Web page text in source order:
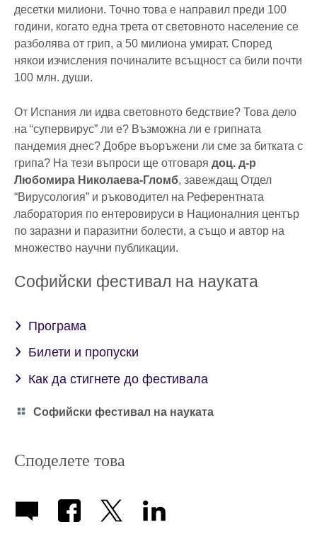
десетки милиони. Точно това е направил преди 100
години, когато една трета от световното население се
разболява от грип, а 50 милиона умират. Според
някои изчисления починалите всъщност са били почти
100 млн. души.
От Испания ли идва световното бедствие? Това дело
на “супервирус” ли е? Възможна ли е грипната
пандемия днес? Добре въоръжени ли сме за битката с
грипа? На тези въпроси ще отговаря доц. д-р
Любомира Николаева-Гломб, завеждащ Отдел
“Вирусология” и ръководител на Референтната
лаборатория по ентеровируси в Националния център
по заразни и паразитни болести, а също и автор на
множество научни публикации.
Софийски фестивал на науката
Програма
Билети и пропуски
Как да стигнете до фестивала
Category
Софийски фестивал на науката
Споделете това